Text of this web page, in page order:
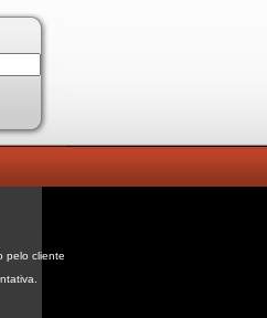
pelo cliente